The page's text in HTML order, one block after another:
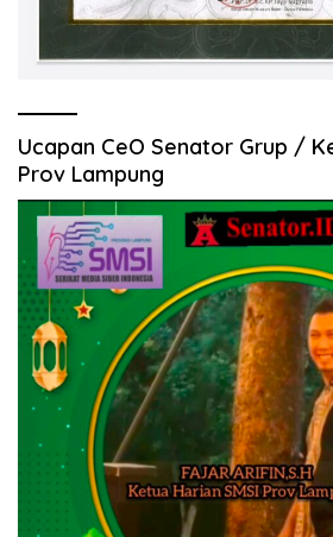
Ucapan CeO Senator Grup /
Prov Lampung